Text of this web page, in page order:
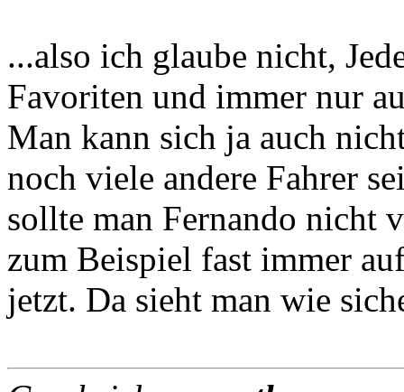
...also ich glaube nicht,
Favoriten und immer nur
Man kann sich ja auch
noch viele andere Fahrer
sollte man Fernando nicht
zum Beispiel fast immer
jetzt. Da sieht man wie